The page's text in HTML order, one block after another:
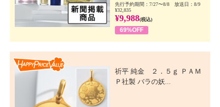
先行予約期間：7/27〜8/8 放送日：8/9
¥32,835
¥9,988(税込)
69%OFF
祈平 純金 ２．５ｇ ＰＡＭ
Ｐ社製 バラの妖...